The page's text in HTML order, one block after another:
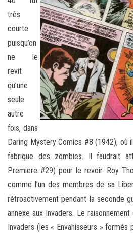
très
courte
puisqu’on
ne le
revit
qu’une
seule
autre
fois, dans
Daring Mystery Comics #8 (1942), où
fabrique des zombies. Il faudrait
Premiere #29) pour le revoir. Roy
comme l’un des membres de sa
rétroactivement pendant la seconde
annexe aux Invaders. Le
Invaders (les « Envahisseurs » formés